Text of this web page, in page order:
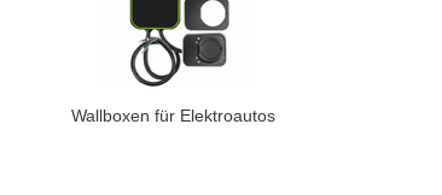
Wallboxen für Elektroautos